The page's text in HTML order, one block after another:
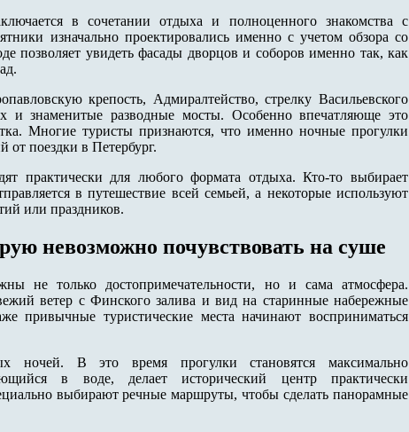
в сочетании отдыха и полноценного знакомства с
изначально проектировались именно с учетом обзора со
позволяет увидеть фасады дворцов и соборов именно так, как
крепость, Адмиралтейство, стрелку Васильевского
и знаменитые разводные мосты. Особенно впечатляюще это
Многие туристы признаются, что именно ночные прогулки
от поездки в Петербург.
практически для любого формата отдыха. Кто-то выбирает
в путешествие всей семьей, а некоторые используют
или праздников.
невозможно почувствовать на суше
не только достопримечательности, но и сама атмосфера.
ветер с Финского залива и вид на старинные набережные
привычные туристические места начинают восприниматься
ночей. В это время прогулки становятся максимально
в воде, делает исторический центр практически
выбирают речные маршруты, чтобы сделать панорамные